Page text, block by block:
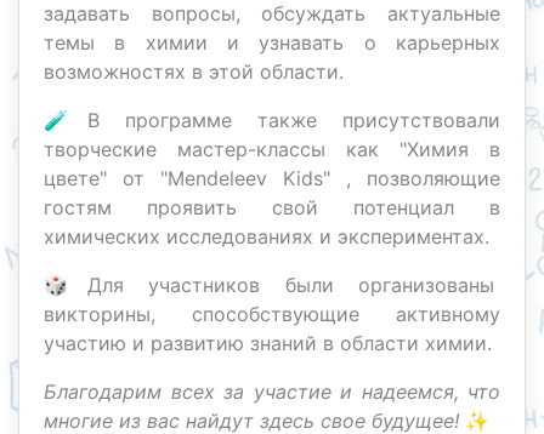
задавать вопросы, обсуждать актуальные
темы в химии и узнавать о карьерных
возможностях в этой области.
🧪В программе также присутствовали
творческие мастер-классы как "Химия в
цвете" от "Mendeleev Kids" , позволяющие
гостям проявить свой потенциал в
химических исследованиях и экспериментах.
🎲Для участников были организованы
викторины, способствующие активному
участию и развитию знаний в области химии.
Благодарим всех за участие и надеемся, что
многие из вас найдут здесь свое будущее! ✨